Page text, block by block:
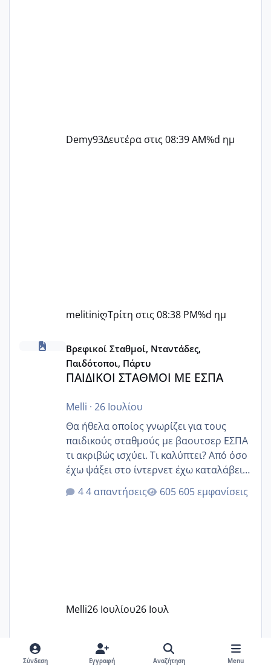
Demy93Δευτέρα στις 08:39 AM%d ημ
melitiniღΤρίτη στις 08:38 PM%d ημ
ΠΑΙΔΙΚΟΙ ΣΤΑΘΜΟΙ ΜΕ ΕΣΠΑ
Βρεφικοί Σταθμοί, Νταντάδες,
Παιδότοποι, Πάρτυ
ΠΑΙΔΙΚΟΙ ΣΤΑΘΜΟΙ ΜΕ ΕΣΠΑ
Melli · 26 Ιουλίου
Θα ήθελα οποίος γνωρίζει για τους
παιδικούς σταθμούς με βαουτσερ ΕΣΠΑ
τι ακριβώς ισχύει. Τι καλύπτει? Από όσο
έχω ψάξει στο ίντερνετ έχω καταλάβει
ότι το βαουτσερ καλύπτει όλα τα
δίδακτρα και τα τροφεια του ιδιωτικού
Εγώ πήγα σε έναν ιδιωτικό παιδικό στ
4 απαντήσεις 605 εμφανίσεις
Melli26 Ιουλίου26 Ιουλ
Σύνδεση Εγγραφή Αναζήτηση Menu